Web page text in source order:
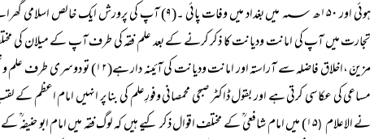
ہوئی اور ۱۵۰ھ ؁ میں بغداد میں وفات پائی ۔(۹) آپ کی پرورش ایک خالص اسلامی گھرانے میں ہوئی ۔
مزینّ ،اخلاق فاضلہ سے آراستہ اور
مساعی کی عکاسی کرتی ہے اور بقول ڈاکٹر صبحی محمصانی وفورِعلم کی بنا پر انہیں امام اعظم کے لقب سے یاد کیا جاتا
نے الاعلام (
۱۵) میں امام شافعی ؒ کے مختلف اقوال ذکر کیے ہیں کہ لوگ فقہ میں امام ابو حنیفہ